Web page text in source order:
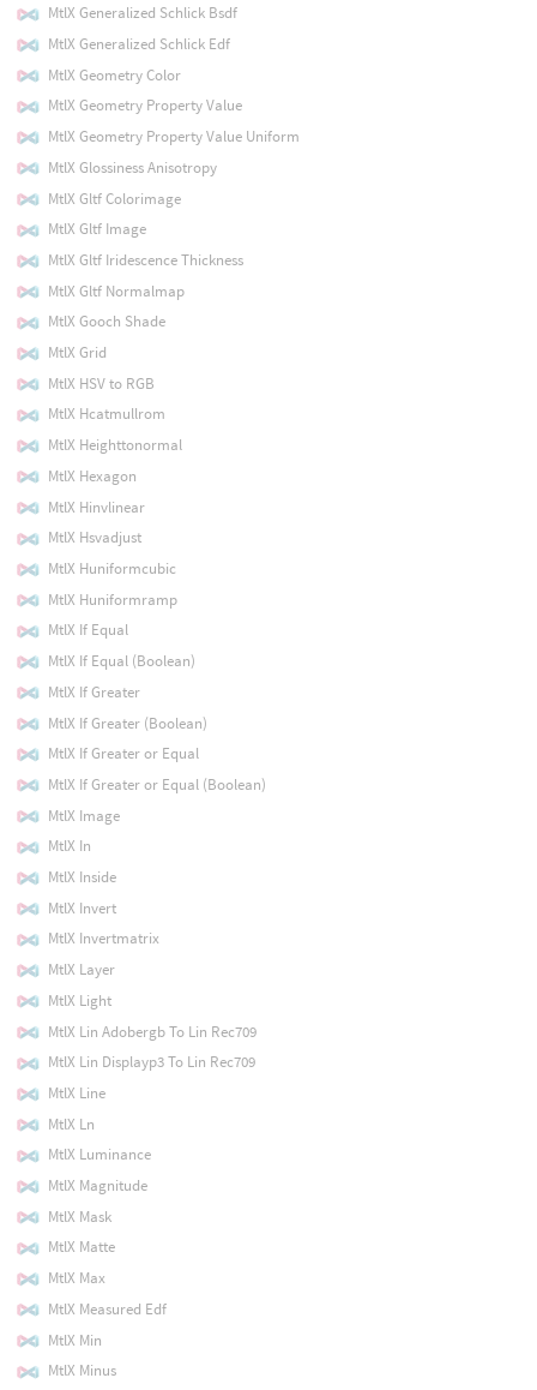
MtlX Generalized Schlick Bsdf
MtlX Generalized Schlick Edf
MtlX Geometry Color
MtlX Geometry Property Value
MtlX Geometry Property Value Uniform
MtlX Glossiness Anisotropy
MtlX Gltf Colorimage
MtlX Gltf Image
MtlX Gltf Iridescence Thickness
MtlX Gltf Normalmap
MtlX Gooch Shade
MtlX Grid
MtlX HSV to RGB
MtlX Hcatmullrom
MtlX Heighttonormal
MtlX Hexagon
MtlX Hinvlinear
MtlX Hsvadjust
MtlX Huniformcubic
MtlX Huniformramp
MtlX If Equal
MtlX If Equal (Boolean)
MtlX If Greater
MtlX If Greater (Boolean)
MtlX If Greater or Equal
MtlX If Greater or Equal (Boolean)
MtlX Image
MtlX In
MtlX Inside
MtlX Invert
MtlX Invertmatrix
MtlX Layer
MtlX Light
MtlX Lin Adobergb To Lin Rec709
MtlX Lin Displayp3 To Lin Rec709
MtlX Line
MtlX Ln
MtlX Luminance
MtlX Magnitude
MtlX Mask
MtlX Matte
MtlX Max
MtlX Measured Edf
MtlX Min
MtlX Minus